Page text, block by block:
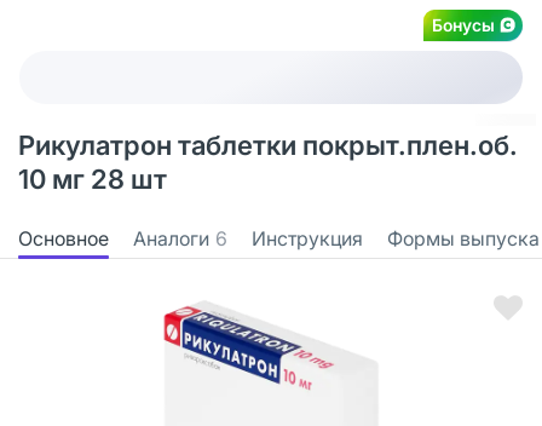
Бонусы
Рикулатрон таблетки покрыт.плен.об.
10 мг 28 шт
Основное Аналоги 6 Инструкция Формы выпуска